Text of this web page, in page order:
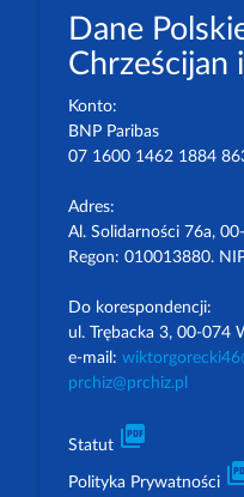
Dane
Chrześcijan
Konto:
BNP Paribas
07 1600 1462 1884
Adres:
Al. Solidarności 76a,
Regon: 010013880.
Do korespondencji:
ul. Trębacka 3, 00-074
e-mail:
prchiz@prchiz.pl
Statut picture_as_pdf
Polityka Prywatności